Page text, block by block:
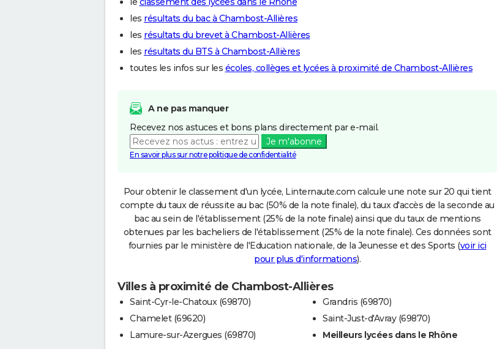
les résultats du bac à Chambost-Allières
les résultats du brevet à Chambost-Allières
les résultats du BTS à Chambost-Allières
toutes les infos sur les écoles, collèges et lycées à proximité de Chambost-Allières
A ne pas manquer
Recevez nos astuces et bons plans directement par e-mail.
Je m'abonne
En savoir plus sur notre politique de confidentialité
Pour obtenir le classement d'un lycée, Linternaute.com calcule une note sur 20 qui tient
compte du taux de réussite au bac (50% de la note finale), du taux d'accès de la seconde au
bac au sein de l'établissement (25% de la note finale) ainsi que du taux de mentions
obtenues par les bacheliers de l'établissement (25% de la note finale). Ces données sont
fournies par le ministère de l'Education nationale, de la Jeunesse et des Sports (voir ici
pour plus d'informations).
Villes à proximité de Chambost-Allières
Saint-Cyr-le-Chatoux (69870)
Chamelet (69620)
Lamure-sur-Azergues (69870)
Grandris (69870)
Saint-Just-d'Avray (69870)
Meilleurs lycées dans le Rhône